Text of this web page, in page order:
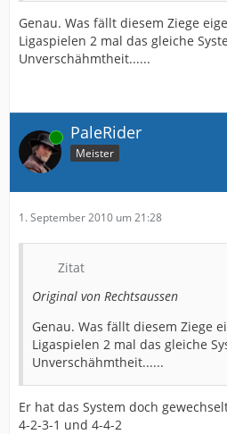
Und im Gegensatz zu manchen
Neuverpflichtungen wollen, bin
Realität geblieben.
wenn sich Herr Ziege an ein
Unserem jetzigen Kader
Spieler durchaus in der Lage
auch mit Neuville im Sturm. Die
erfolgreich (Gerstner).
Genau. Was fällt diesem Ziege
Ligaspielen 2 mal das gleiche
Unverschähmtheit......
Online PaleRider
Meister
1. September 2010 um 21:28
Zitat
Original von Rechtsaussen
Genau. Was fällt diesem Ziege
Ligaspielen 2 mal das gleiche
Unverschähmtheit......
Er hat das System doch
4-2-3-1 und 4-4-2